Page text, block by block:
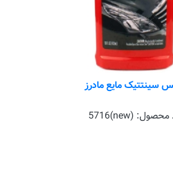
سینتتیک مایع مادرز
محصول: 5716(new)